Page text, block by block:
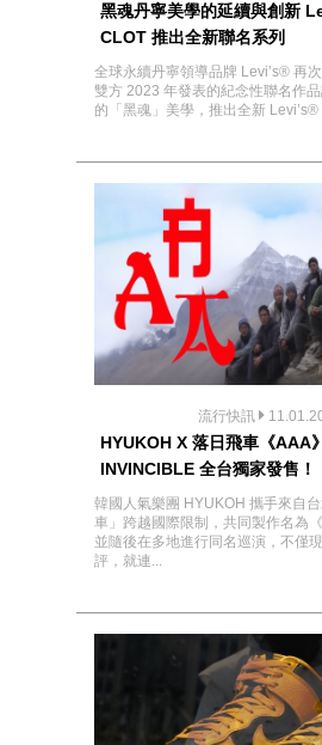
黑魂丹寧美學的延續與創新
CLOT 推出全新聯名系列
全球永續丹寧領導品牌 Levi’s® 再
雙方 2023 年發表的紀念性聯名作
的「黑魂」美學，推出全新 Levi’s®
流行快訊
HYUKOH X 落日飛車《AAA
INVINCIBLE 全台獨家發售！
韓國人氣樂團 HYUKOH 攜手來自
車」跨越國際限制，共同製作名為
並隨後在多地進行同名巡演，不僅
評，就連...